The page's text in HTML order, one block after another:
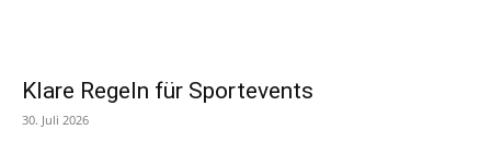
Klare Regeln für Sportevents
30. Juli 2026